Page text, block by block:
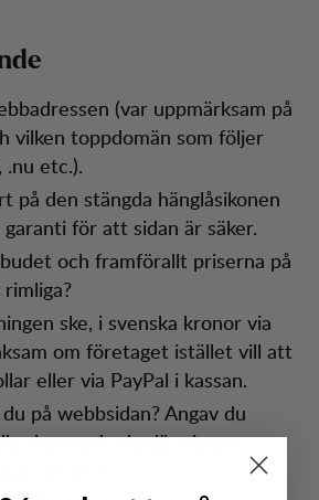
(var uppmärksam på
vilken toppdomän som följer
etc.).
på den stängda hänglåsikonen
garanti för att sidan är säker.
och framförallt priserna på
ske, i svenska kronor via
om företaget istället vill att
eller via PayPal i kassan.
på webbsidan? Angav du
hamnade du där via en